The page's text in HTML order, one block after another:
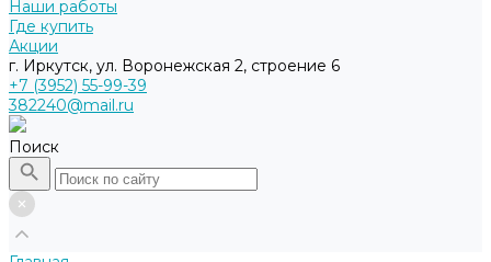
Наши работы
Где купить
Акции
г. Иркутск, ул. Воронежская 2, строение 6
+7 (3952) 55-99-39
382240@mail.ru
Поиск